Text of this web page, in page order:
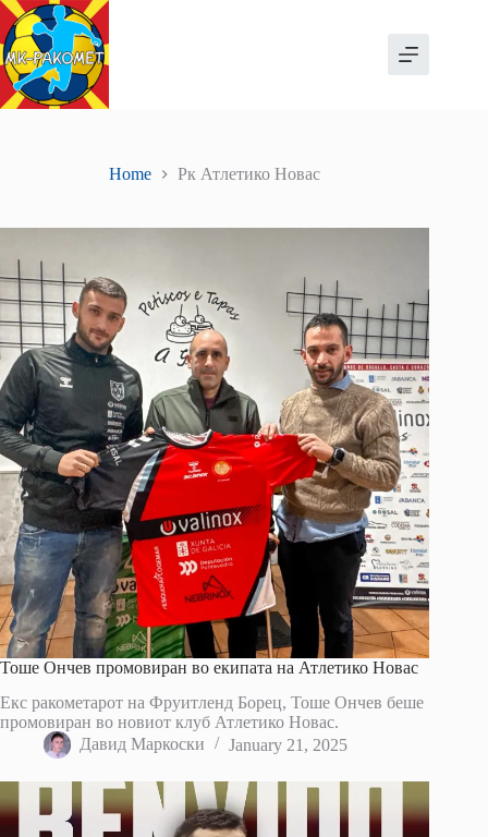
Skip
to
content
Home Рк Атлетико Новас
Тоше Ончев промовиран во екипата на Атлетико Новас
Екс ракометарот на Фруитленд Борец, Тоше Ончев беше
промовиран во новиот клуб Атлетико Новас.
Давид Маркоски
January 21, 2025